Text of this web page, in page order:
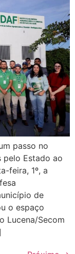
passo no
Estado ao
feira, 1º, a
de
o espaço
Lucena/Secom